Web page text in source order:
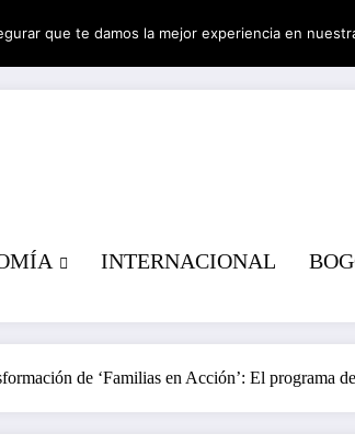
PM
INTERNACIONAL
de ‘Familias en Acción’: El programa
que te damos la mejor experiencia en